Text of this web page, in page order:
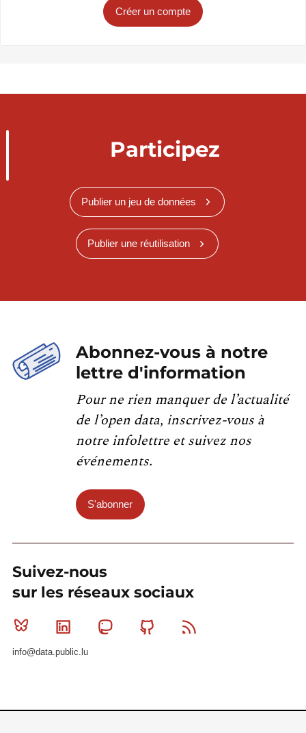
Créer un compte
Participez
Publier un jeu de données
Publier une réutilisation
Abonnez-vous à notre
lettre d'information
Pour ne rien manquer de l’actualité
de l’open data, inscrivez-vous à
notre infolettre et suivez nos
événements.
S'abonner
Suivez-nous
sur les réseaux sociaux
Bluesky Linkedin MastodonGithub
info@data.public.lu